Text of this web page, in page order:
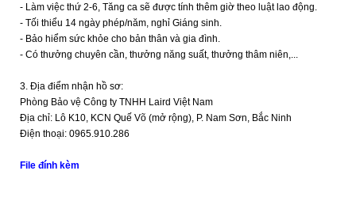
- Làm việc thứ 2-6, Tăng ca sẽ được tính thêm giờ theo luật lao động.
- Tối thiểu 14 ngày phép/năm, nghỉ Giáng sinh.
- Bảo hiểm sức khỏe cho bản thân và gia đình.
- Có thưởng chuyên cần, thưởng năng suất, thưởng thâm niên,...
3. Địa điểm nhận hồ sơ:
Phòng Bảo vệ Công ty TNHH Laird Việt Nam
Địa chỉ: Lô K10, KCN Quế Võ (mở rộng), P. Nam Sơn, Bắc Ninh
Điện thoại: 0965.910.286
File đính kèm